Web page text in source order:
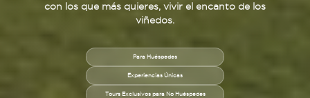
con los que más quieres, vivir el encanto de los
viñedos.
Para Huéspedes
Experiencias Únicas
Tours Exclusivos para No Huéspedes